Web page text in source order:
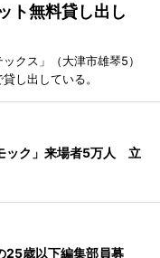
ト無料貸し出し
クス」（大津市雄琴5）
し出している。
ック」来場者5万人 立
25歳以下編集部員募